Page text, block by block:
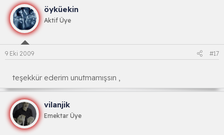
öyküekin
Aktif Üye
9 Eki 2009 #17
teşekkür ederim unutmamışsın ,
vilanjik
Emektar Üye